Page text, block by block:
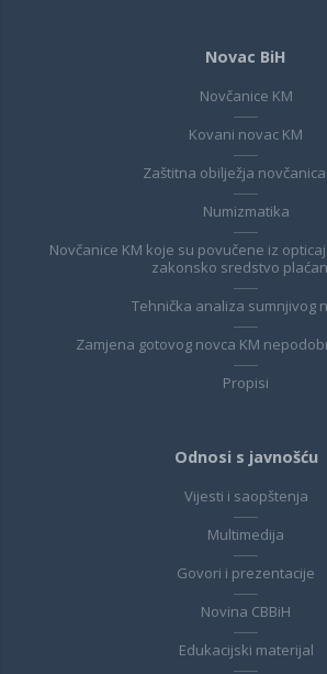
Novac BiH
Novčanice KM
Kovani novac KM
Zaštitna obilježja novčanica
Numizmatika
Novčanice KM koje su povučene iz
zakonsko sredstvo
Tehnička analiza sumnjivog
Zamjena gotovog novca KM
Propisi
Odnosi s javnošću
Vijesti i saopštenja
Multimedija
Govori i prezentacije
Novina CBBiH
Edukacijski materijal